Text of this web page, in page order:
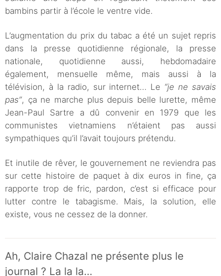
bambins partir à l’école le ventre vide.
L’augmentation du prix du tabac a été un sujet repris
dans la presse quotidienne régionale, la presse
nationale, quotidienne aussi, hebdomadaire
également, mensuelle même, mais aussi à la
télévision, à la radio, sur internet… Le “je ne savais
pas”, ça ne marche plus depuis belle lurette, même
Jean-Paul Sartre a dû convenir en 1979 que les
communistes vietnamiens n’étaient pas aussi
sympathiques qu’il l’avait toujours prétendu.
Et inutile de rêver, le gouvernement ne reviendra pas
sur cette histoire de paquet à dix euros in fine, ça
rapporte trop de fric, pardon, c’est si efficace pour
lutter contre le tabagisme. Mais, la solution, elle
existe, vous ne cessez de la donner.
Ah, Claire Chazal ne présente plus le
journal ? La la la…